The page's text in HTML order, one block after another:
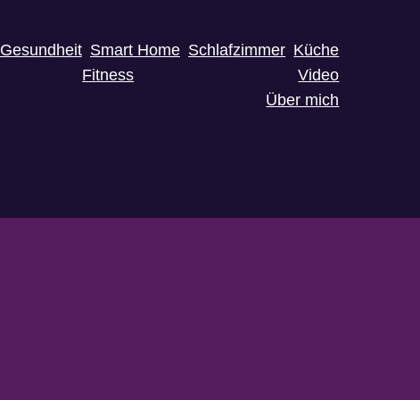
Gesundheit Smart Home Schlafzimmer Küche
Fitness
Video
Über mich